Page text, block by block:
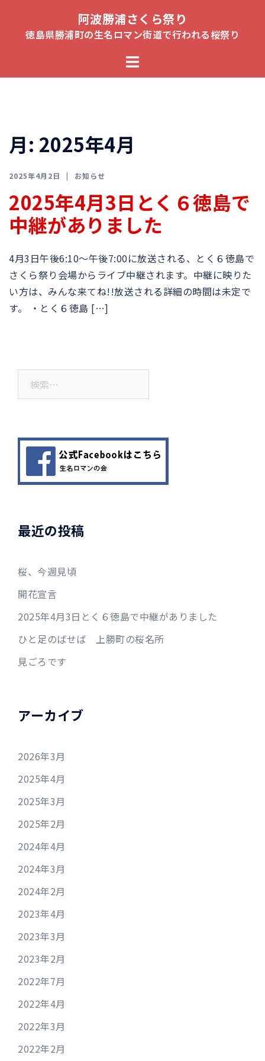
ツ
阿波勝浦さくら祭り
徳島県勝浦町の生名ロマン街道で行われる桜祭り
ト
ュ
ー
月: 2025年4月
2025年4月2日 お知らせ
2025年4月3日とく６徳島で
中継がありました
4月3日午後6:10〜午後7:00に放送される、とく６徳島で
さくら祭り会場からライブ中継されます。中継に映りた
い方は、みんな来てね!!放送される詳細の時間は未定で
す。 ・とく６徳島 […]
最近の投稿
桜、今週見頃
開花宣言
2025年4月3日とく６徳島で中継がありました
ひと足のばせば 上勝町の桜名所
見ごろです
アーカイブ
2026年3月
2025年4月
2025年3月
2025年2月
2024年4月
2024年3月
2024年2月
2023年4月
2023年3月
2023年2月
2022年7月
2022年4月
2022年3月
2022年2月